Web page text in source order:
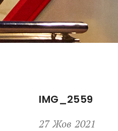
IMG_2559
27 Жов 2021